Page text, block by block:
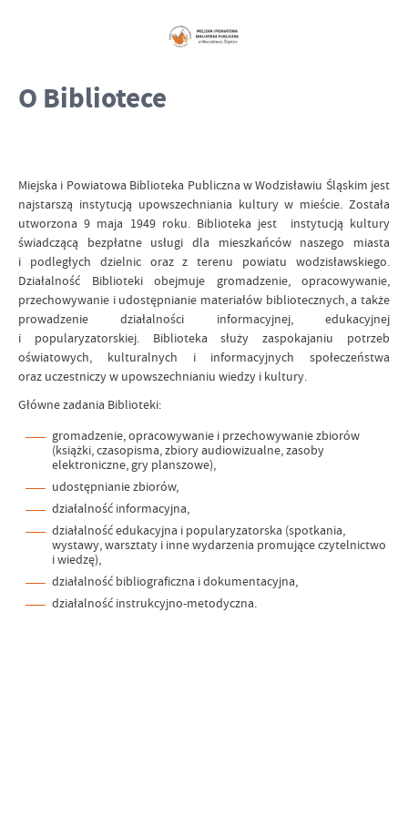
O Bibliotece
Miejska i Powiatowa Biblioteka Publiczna w Wodzisławiu Śląskim jest
najstarszą instytucją upowszechniania kultury w mieście. Została
utworzona 9 maja 1949 roku. Biblioteka jest instytucją kultury
świadczącą bezpłatne usługi dla mieszkańców naszego miasta
i podległych dzielnic oraz z terenu powiatu wodzisławskiego.
Działalność Biblioteki obejmuje gromadzenie, opracowywanie,
przechowywanie i udostępnianie materiałów bibliotecznych, a także
prowadzenie działalności informacyjnej, edukacyjnej
i popularyzatorskiej. Biblioteka służy zaspokajaniu potrzeb
oświatowych, kulturalnych i informacyjnych społeczeństwa
oraz uczestniczy w upowszechnianiu wiedzy i kultury.
Główne zadania Biblioteki:
gromadzenie, opracowywanie i przechowywanie zbiorów
(książki, czasopisma, zbiory audiowizualne, zasoby
elektroniczne, gry planszowe),
udostępnianie zbiorów,
działalność informacyjna,
działalność edukacyjna i popularyzatorska (spotkania,
wystawy, warsztaty i inne wydarzenia promujące czytelnictwo
i wiedzę),
działalność bibliograficzna i dokumentacyjna,
działalność instrukcyjno-metodyczna.